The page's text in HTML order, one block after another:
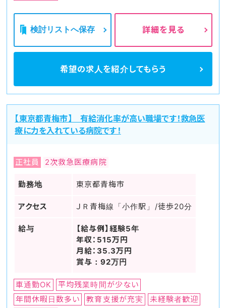
検討リストへ保存 詳細を見る
希望の求人を紹介してもらう
【東京都青梅市】 有給消化率が高い職場です！救急医
療に力を入れている病院です！
正社員 2次救急医療病院
勤務地 東京都青梅市
アクセス ＪＲ青梅線「小作駅」/徒歩20分
給与
【給与例】経験5年
年収：515万円
月給：35.3万円
賞与：92万円
車通勤OK
平均残業時間が少ない
年間休暇日数多い
教育支援が充実
未経験者歓迎